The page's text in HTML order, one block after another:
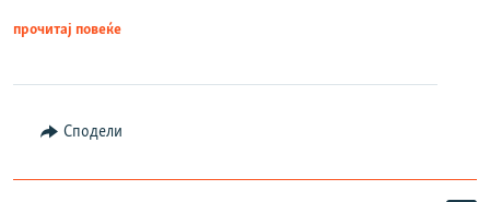
прочитај повеќе
Сподели